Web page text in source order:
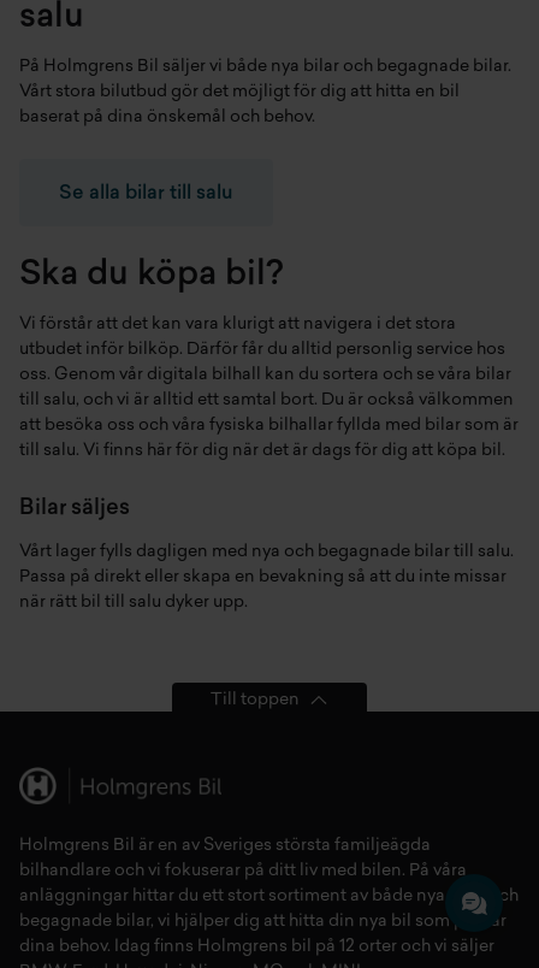
salu
På Holmgrens Bil säljer vi både nya bilar och begagnade bilar.
Vårt stora bilutbud gör det möjligt för dig att hitta en bil
baserat på dina önskemål och behov.
Se alla bilar till salu
Ska du köpa bil?
Vi förstår att det kan vara klurigt att navigera i det stora
utbudet inför bilköp. Därför får du alltid personlig service hos
oss. Genom vår digitala bilhall kan du sortera och se våra bilar
till salu, och vi är alltid ett samtal bort. Du är också välkommen
att besöka oss och våra fysiska bilhallar fyllda med bilar som är
till salu. Vi finns här för dig när det är dags för dig att köpa bil.
Bilar säljes
Vårt lager fylls dagligen med nya och begagnade bilar till salu.
Passa på direkt eller skapa en bevakning så att du inte missar
när rätt bil till salu dyker upp.
Till toppen
Holmgrens Bil är en av Sveriges största familjeägda
bilhandlare och vi fokuserar på ditt liv med bilen. På våra
anläggningar hittar du ett stort sortiment av både nya bilaroch
begagnade bilar, vi hjälper dig att hitta din nya bil som passar
dina behov. Idag finns Holmgrens bil på 12 orter och vi säljer